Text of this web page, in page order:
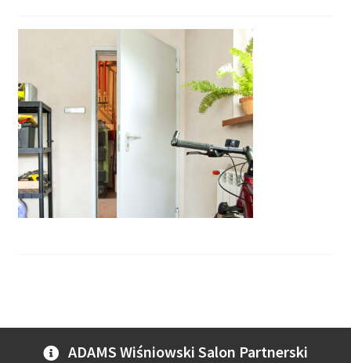
ADAMS Wiśniowski Salon Partnerski